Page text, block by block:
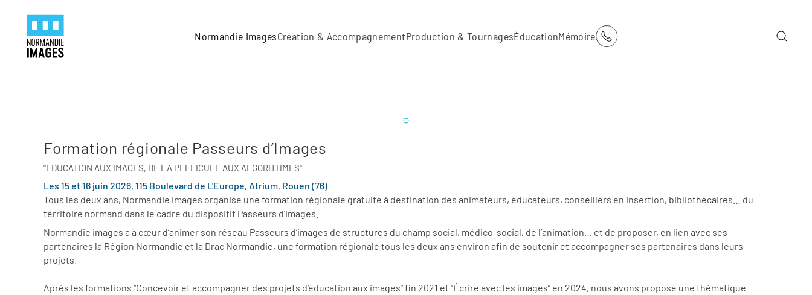
Skip to main content
Normandie ImagesCréation & AccompagnementProduction & TournagesÉducationMémoire
Formation régionale Passeurs d’Images
"EDUCATION AUX IMAGES, DE LA PELLICULE AUX ALGORITHMES"
Les 15 et 16 juin 2026, 115 Boulevard de L'Europe, Atrium, Rouen (76)
Tous les deux ans, Normandie images organise une formation régionale gratuite à destination des animateurs, éducateurs, conseillers en insertion, bibliothécaires… du
territoire normand dans le cadre du dispositif Passeurs d’images.
Normandie images a à cœur d’animer son réseau Passeurs d’images de structures du champ social, médico-social, de l’animation… et de proposer, en lien avec ses
partenaires la Région Normandie et la Drac Normandie, une formation régionale tous les deux ans environ afin de soutenir et accompagner ses partenaires dans leurs
projets.
Après les formations “Concevoir et accompagner des projets d’éducation aux images” fin 2021 et “Écrire avec les images” en 2024, nous avons proposé une thématique